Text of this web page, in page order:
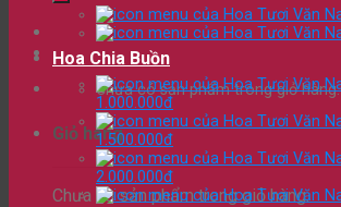
Chưa có sản phẩm trong giỏ hàng.
Giỏ hàng
Chưa có sản phẩm trong giỏ hàng.
Hoa Chia Buồn
1.000.000đ
1.500.000đ
2.000.000đ